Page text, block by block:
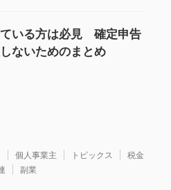
いる方は必見 確定申告
ないためのまとめ
個人事業主 トピックス
税金
副業